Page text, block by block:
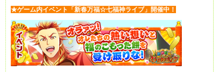
★ゲーム内イベント「新春万福☆七福神ライブ」開催中！